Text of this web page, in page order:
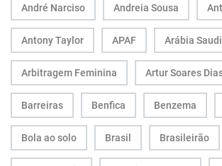
André Narciso Andreia Sousa
Antony Taylor APAF Arábia
Arbitragem Feminina Artur Soares
Barreiras Benfica Benzema
Bola ao solo Brasil Brasileirão